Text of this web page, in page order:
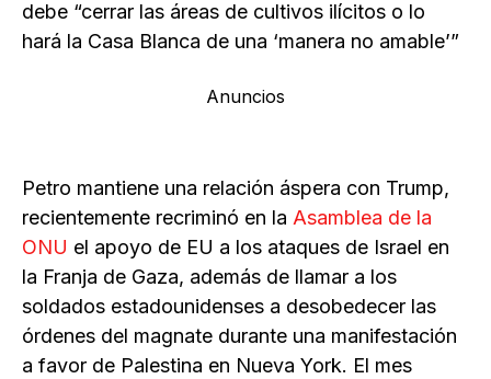
debe “cerrar las áreas de cultivos ilícitos o lo
hará la Casa Blanca de una ‘manera no amable’”
Anuncios
Petro mantiene una relación áspera con Trump,
recientemente recriminó en la Asamblea de la
ONU el apoyo de EU a los ataques de Israel en
la Franja de Gaza, además de llamar a los
soldados estadounidenses a desobedecer las
órdenes del magnate durante una manifestación
a favor de Palestina en Nueva York. El mes